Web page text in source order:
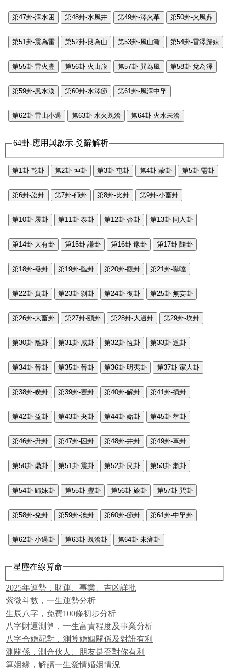
第47卦-澤水困 第48卦-水風井 第49卦-澤火革 第50卦-火風鼎
第51卦-震為雷 第52卦-艮為山 第53卦-風山漸 第54卦-雷澤歸妹
第55卦-雷火豐 第56卦-火山旅 第57卦-巽為風 第58卦-兌為澤
第59卦-風水渙 第60卦-水澤節 第61卦-風澤中孚
第62卦-雷山小過 第63卦-水火既濟 第64卦-火水未濟
64卦-應用與啟示-爻辭解析
第1卦-乾卦 第2卦-坤卦 第3卦-屯卦 第4卦-蒙卦 第5卦-需卦
第6卦-訟卦 第7卦-師卦 第8卦-比卦 第9卦-小畜卦
第10卦-履卦 第11卦-泰卦 第12卦-否卦 第13卦-同人卦
第14卦-大有卦 第15卦-謙卦 第16卦-豫卦 第17卦-隨卦
第18卦-蠱卦 第19卦-臨卦 第20卦-觀卦 第21卦-噬嗑
第22卦-賁卦 第23卦-剝卦 第24卦-復卦 第25卦-無妄卦
第26卦-大畜卦 第27卦-頤卦 第28卦-大過卦 第29卦-坎卦
第30卦-離卦 第31卦-咸卦 第32卦-恆卦 第33卦-遁卦
第34卦-晉卦 第35卦-晉卦 第36卦-明夷卦 第37卦-家人卦
第38卦-睽卦 第39卦-蹇卦 第40卦-解卦 第41卦-損卦
第42卦-益卦 第43卦-夬卦 第44卦-姤卦 第45卦-萃卦
第46卦-升卦 第47卦-困卦 第48卦-井卦 第49卦-革卦
第50卦-鼎卦 第51卦-震卦 第52卦-艮卦 第53卦-漸卦
第54卦-歸妹卦 第55卦-豐卦 第56卦-旅卦 第57卦-巽卦
第58卦-兌卦 第59卦-渙卦 第60卦-節卦 第61卦-中孚卦
第62卦-小過卦 第63卦-既濟卦 第64卦-未濟卦
星塵在線算命
2025年運勢，財運、事業、吉凶詳批
紫微斗數，一生運勢分析
生辰八字，免費100條初步分析
八字財運測算，一生富貴程度及事業分析
八字合婚配對，測算婚姻關係及對誰有利
測關係，測合伙人、朋友是否對你有利
算姻緣，解讀一生愛情婚姻情況